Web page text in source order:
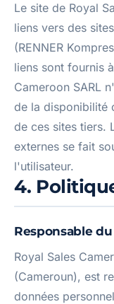
Le site de Royal
liens vers des
(RENNER
liens sont fournis
Cameroon SARL
de la disponibilité
de ces sites tiers.
externes se fait
l'utilisateur.
4.
Responsable
Royal Sales
(Cameroun), est
données